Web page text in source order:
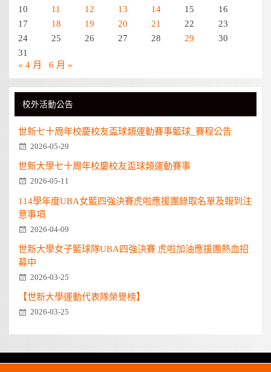
10
11 12 13 14 15
16
17
18 19 20 21 22
23
24
25 26 27 28 29
30
31
« 4 月
6 月 »
校外活動公告
世新七十周年校慶校友盃球類運動賽事籃球_賽程公告
2026-05-29
世新大學七十周年校慶校友盃球類運動賽事
2026-05-11
114學年度UBA女籃四強決賽虎啦應援團錄取名單及報到注
意事項
2026-04-09
世新大學女子籃球隊UBA四強決賽 虎啦加油應援團熱血招
募中
2026-03-25
【世新大學運動代表隊榮譽榜】
2026-03-25